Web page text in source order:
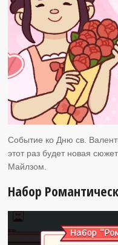
Событие ко Дню св.
этот раз будет новая
Майлзом.
Набор